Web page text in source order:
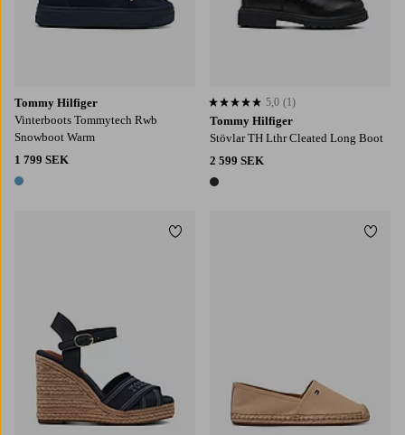
Tommy Hilfiger
Vinterboots Tommytech Rwb
Snowboot Warm
1 799 SEK
1 färg
Tommy Hilfiger
Stövlar TH Lthr Cleated Long Boot
2 599 SEK
1 färg
5,0 baserat på 1 st betyg
5,0 (1)
Lägg till i favoriter